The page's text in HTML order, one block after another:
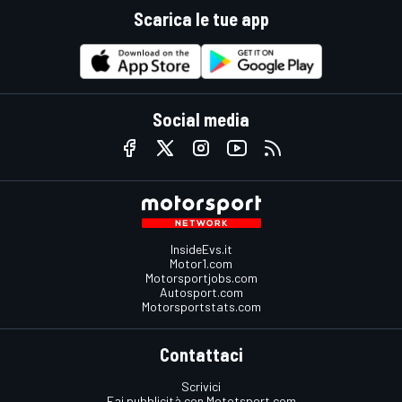
Scarica le tue app
Social media
InsideEvs.it
Motor1.com
Motorsportjobs.com
Autosport.com
Motorsportstats.com
Contattaci
Scrivici